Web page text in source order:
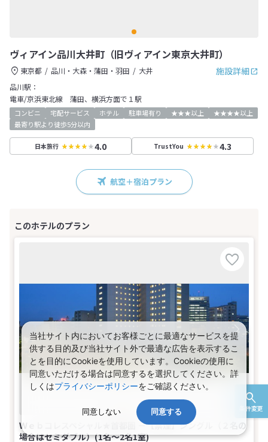
条件変更
ヴィアイン品川大井町（旧ヴィアイン東京大井町）
施設詳細
東京都 品川・大森・蒲田・羽田
大井
品川駅：
電車/京浜東北線 蒲田、横浜方面で１駅
コンビニ 宅配サービス ホテル 駐車場有り ★★★以上
★★★★以上
最寄り駅より徒歩5分以内
日本旅行 4.0 TrustYou 4.3
航空＋宿泊プラン
Ｗｅｂコレスペシャル★首都圏 －【禁煙】シングル（２名の
場合はセミダブル）(1名～2名1室)
当社サイト内においてお客様ごとに最適なサービスを提
供する目的及び当社サイト外で最適な広告を表示するこ
とを目的にCookieを使用しています。Cookieの使用に
同意いただける場合は同意するを選択してください。詳
しくはプライバシーポリシーをご確認ください。
同意しない 同意する